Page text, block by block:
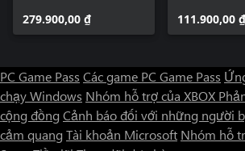
279.900,00 ₫ 111.900,00 ₫
PC Game Pass Các game PC Game Pass
chạy Windows Nhóm hỗ trợ của XBOX
cộng đồng Cảnh báo đối với những người
cảm quang Tài khoản Microsoft Nhóm hỗ